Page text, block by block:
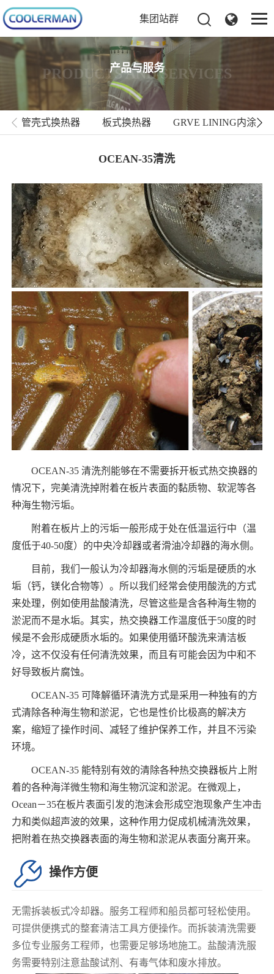
集团站群
PRODUCTS AND SERVICES
产品与服务
管壳式换热器 板式换热器 GRVE LINING内涂
OCEAN-35清洗
OCEAN-35 清洗剂能够在不需要拆开板式热交换器的
情况下，完美清洗掉附着在板片表面的黏质物、软泥等各
种海生物污垢。
附着在板片上的污垢一般形成于处在低温运行中（温
度低于40-50度）的中央冷却器或者滑油冷却器的海水侧。
目前，我们一般认为冷却器海水侧的污垢是硬质的水
垢（钙，镁化合物等）。所以我们经常会使用酸洗的方式
来处理，例如使用盐酸清洗，尽管这些是含各种海生物的
淤泥而不是水垢。其实，热交换器工作温度低于50度的时
候是不会形成硬质水垢的。如果使用循环酸洗来清洁板
冷，这不仅没有任何清洗效果，而且有可能会因为中和不
好导致板片腐蚀。
OCEAN-35 可降解循环清洗方式是采用一种独有的方
式清除各种海生物和淤泥，它也是性价比极高的解决方
案，缩短了操作时间、减轻了维护保养工作，并且不污染
环境。
OCEAN-35 能特别有效的清除各种热交换器板片上附
着的各种海洋微生物和海生物沉淀和淤泥。在微观上，
Ocean－35在板片表面引发的泡沫会形成空泡现象产生冲击
力和类似超声波的效果，这种作用力促成机械清洗效果，
把附着在热交换器表面的海生物和淤泥从表面分离开来。
操作方便
无需拆装板式冷却器。服务工程师和船员都可轻松使用。
可提供便携式的整套清洁工具方便操作。而拆装清洗需要
多位专业服务工程师，也需要足够场地施工。盐酸清洗服
务需要特别注意盐酸试剂、有毒气体和废水排放。